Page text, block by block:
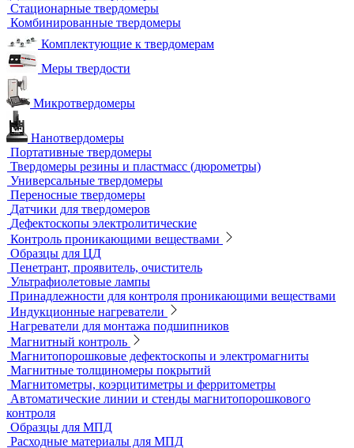
Резаки
Рентгеновская плёнка
Рентгеновские аппараты постоянного действия
Усиливающие экраны
Химреактивы
Фиксаж для рентгеновской пленки
Принадлежности для рентгеновских аппаратов
Пауки, штативы для рентгеновских аппаратов
Твердометрия (контроль твердости)
Ультразвуковые твердомеры
Динамические твердомеры
Стационарные твердомеры
Комбинированные твердомеры
Комплектующие к твердомерам
Меры твердости
Микротвердомеры
Нанотвердомеры
Портативные твердомеры
Твердомеры резины и пластмасс (дюрометры)
Универсальные твердомеры
Переносные твердомеры
Датчики для твердомеров
Дефектоскопы электролитические
Контроль проникающими веществами
Образцы для ЦД
Пенетрант, проявитель, очиститель
Ультрафиолетовые лампы